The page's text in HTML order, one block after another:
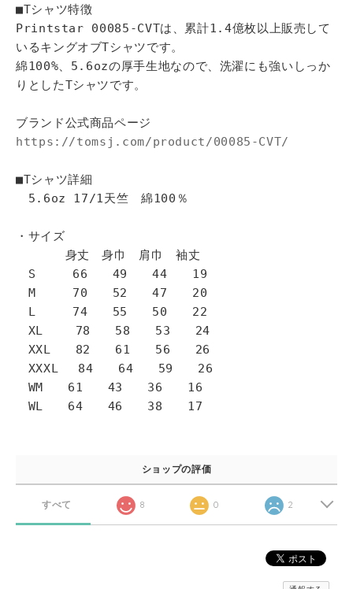
■Tシャツ特徴
Printstar 00085-CVTは、累計1.4億枚以上販売して
いるキングオブTシャツです。
綿100%、5.6ozの厚手生地なので、洗濯にも強いしっか
りとしたTシャツです。
ブランド公式商品ページ
https://tomsj.com/product/00085-CVT/
■Tシャツ詳細
5.6oz 17/1天竺 綿100％
・サイズ
身丈 身巾 肩巾 袖丈
S 66 49 44 19
M 70 52 47 20
L 74 55 50 22
XL 78 58 53 24
XXL 82 61 56 26
XXXL 84 64 59 26
WM 61 43 36 16
WL 64 46 38 17
ショップの評価
すべて 8 0 2